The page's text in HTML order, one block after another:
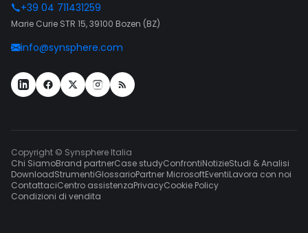
+39 04 711431259
Marie Curie STR 15, 39100 Bozen (BZ)
info@synsphere.com
Copyright © Synsphere Italia
Chi SiamoBrand partnerCase studyConfrontiNotizieStudi & Analisi
DownloadStrumentiGlossarioPartner MicrosoftEventiLavora con noi
ContattaciCentro assistenzaPrivacyCookie Policy
Condizioni di vendita